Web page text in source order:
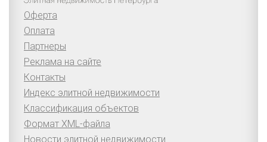
Оферта
Оплата
Партнеры
Реклама на сайте
Контакты
Индекс элитной недвижимости
Классификация объектов
Формат XML-файла
Новости элитной недвижимости